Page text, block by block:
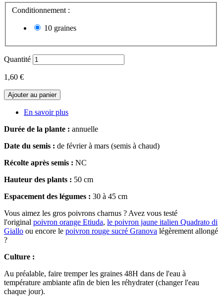
Conditionnement :
10 graines
Quantité
1,60 €
Ajouter au panier
En savoir plus
Durée de la plante : annuelle
Date du semis : de février à mars (semis à chaud)
Récolte après semis : NC
Hauteur des plants : 50 cm
Espacement des légumes : 30 à 45 cm
Vous aimez les gros poivrons charnus ? Avez vous testé
l'original poivron orange Etiuda, le poivron jaune italien Quadrato di
Giallo ou encore le poivron rouge sucré Granova légèrement allongé
?
Culture :
Au préalable, faire tremper les graines 48H dans de l'eau à
température ambiante afin de bien les réhydrater (changer l'eau
chaque jour).